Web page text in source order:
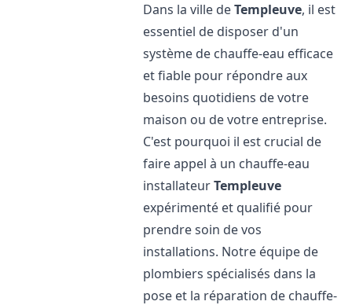
Dans la ville deTempleuve, il est
essentiel de disposer d'un
système de chauffe-eau efficace
et fiable pour répondre aux
besoins quotidiens de votre
maison ou de votre entreprise.
C'est pourquoi il est crucial de
faire appel à un chauffe-eau
installateurTempleuve
expérimenté et qualifié pour
prendre soin de vos
installations. Notre équipe de
plombiers spécialisés dans la
pose et la réparation de chauffe-